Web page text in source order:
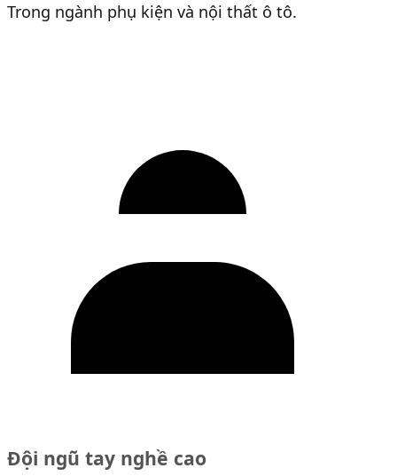
Trong ngành phụ kiện và nội thất ô tô.
Đội ngũ tay nghề cao